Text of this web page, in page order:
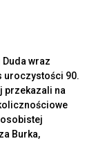
wraz
uroczystości 90.
przekazali na
Burka,